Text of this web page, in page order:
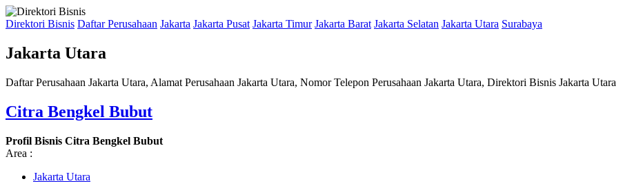
Direktori Bisnis Daftar Perusahaan Jakarta Jakarta Pusat Jakarta Timur Jakarta Barat Jakarta Selatan Jakarta Utara Surabaya
Jakarta Utara
Daftar Perusahaan Jakarta Utara, Alamat Perusahaan Jakarta Utara, Nomor Telepon Perusahaan Jakarta Utara, Direktori Bisnis Jakarta Utara
Citra Bengkel Bubut
Profil Bisnis Citra Bengkel Bubut
Area :
Jakarta Utara